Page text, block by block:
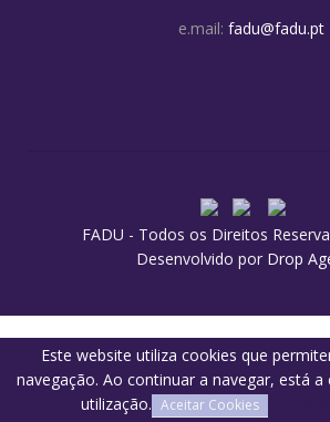
e.mail: fadu@fadu.pt
FADU - Todos os Direitos
Desenvolvido por Drop
Este website utiliza cookies que
navegação. Ao continuar a navegar, está
utilização. Aceitar Cookies